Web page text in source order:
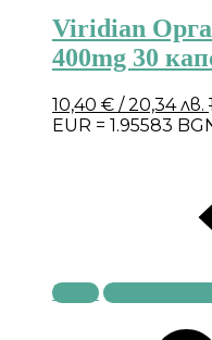
Viridian
400mg 30
10,40 € / 20,34 лв.
EUR = 1.95583
Купи